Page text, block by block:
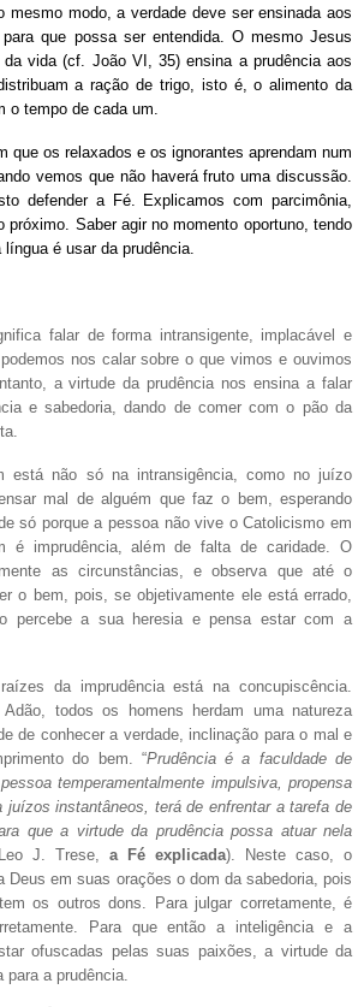
mesmo modo, a verdade deve ser ensinada aos
que possa ser entendida. O mesmo Jesus
vida (cf. João VI, 35) ensina a prudência aos
a ração de trigo, isto é, o alimento da
o tempo de cada um.
que os relaxados e os ignorantes aprendam num
vemos que não haverá fruto uma discussão.
defender a Fé. Explicamos com parcimônia,
próximo. Saber agir no momento oportuno, tendo
é usar da prudência.
falar de forma intransigente, implacável e
nos calar sobre o que vimos e ouvimos
a virtude da prudência nos ensina a falar
e sabedoria, dando de comer com o pão da
está não só na intransigência, como no juízo
mal de alguém que faz o bem, esperando
só porque a pessoa não vive o Catolicismo em
é imprudência, além de falta de caridade. O
as circunstâncias, e observa que até o
o bem, pois, se objetivamente ele está errado,
percebe a sua heresia e pensa estar com a
da imprudência está na concupiscência.
todos os homens herdam uma natureza
de conhecer a verdade, inclinação para o mal e
do bem. “Prudência é a faculdade de
temperamentalmente impulsiva, propensa
juízos instantâneos, terá de enfrentar a tarefa de
que a virtude da prudência possa atuar nela
J. Trese, a Fé explicada). Neste caso, o
Deus em suas orações o dom da sabedoria, pois
os outros dons. Para julgar corretamente, é
Para que então a inteligência e a
ofuscadas pelas suas paixões, a virtude da
a prudência.